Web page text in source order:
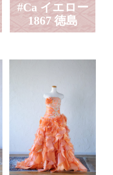
#Ca イエロー
1867 徳島